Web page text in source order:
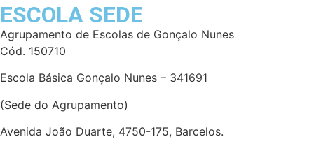
ESCOLA SEDE
Agrupamento de Escolas de Gonçalo Nunes
Cód. 150710
Escola Básica Gonçalo Nunes – 341691
(Sede do Agrupamento)
Avenida João Duarte, 4750-175, Barcelos.